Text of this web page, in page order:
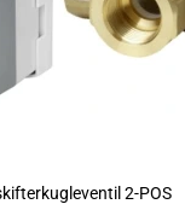
2-POS